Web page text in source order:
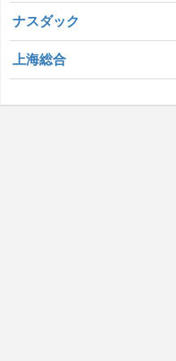
ナスダック
上海総合